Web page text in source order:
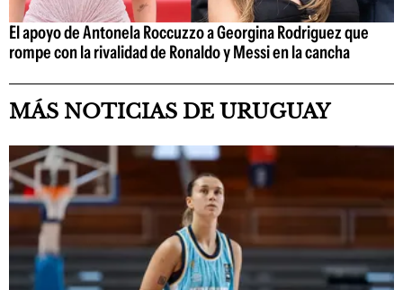
El apoyo de Antonela Roccuzzo a Georgina Rodriguez que
rompe con la rivalidad de Ronaldo y Messi en la cancha
MÁS NOTICIAS DE URUGUAY